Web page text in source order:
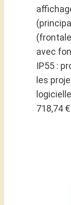
avec
IP55 :
les
718,74 €